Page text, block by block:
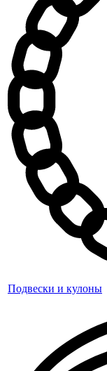
Подвески и кулоны